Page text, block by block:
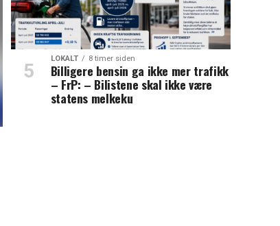
LOKALT 8 timer siden
Billigere bensin ga ikke mer trafikk
– FrP: – Bilistene skal ikke være
statens melkeku